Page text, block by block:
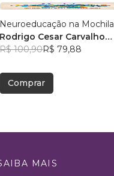
Neuroeducação na Mochila
Rodrigo Cesar Carvalho
Freitas
R$ 100,90R$ 79,88
Comprar
MAIS